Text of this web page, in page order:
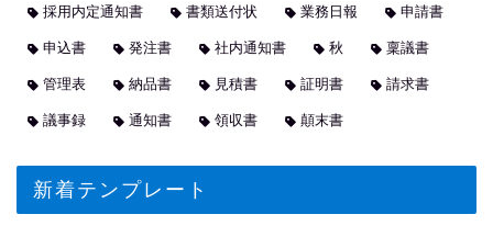
採用内定通知書 書類送付状 業務日報 申請書
申込書 発注書 社内通知書 秋 稟議書
管理表 納品書 見積書 証明書 請求書
議事録 通知書 領収書 顛末書
新着テンプレート